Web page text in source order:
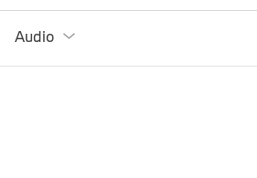
Audio